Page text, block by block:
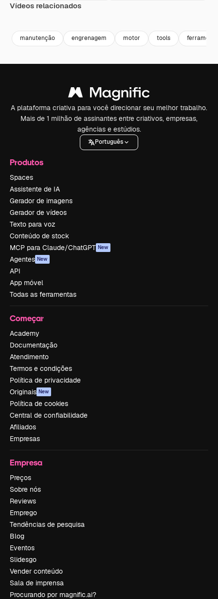
Vídeos relacionados
manutenção engrenagem motor tools
A plataforma criativa para você direcionar seu melhor trabalho.
Mais de 1 milhão de assinantes entre criativos, empresas,
agências e estúdios.
Português
Produtos
Spaces
Assistente de IA
Gerador de imagens
Gerador de vídeos
Texto para voz
Conteúdo de stock
MCP para Claude/ChatGPT New
Agentes New
API
App móvel
Todas as ferramentas
Começar
Academy
Documentação
Atendimento
Termos e condições
Política de privacidade
Originais New
Política de cookies
Central de confiabilidade
Afiliados
Empresas
Empresa
Preços
Sobre nós
Reviews
Emprego
Tendências de pesquisa
Blog
Eventos
Slidesgo
Vender conteúdo
Sala de imprensa
Procurando por magnific.ai?